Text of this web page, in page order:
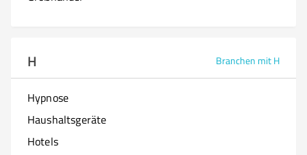
H Branchen mit H
Hypnose
Haushaltsgeräte
Hotels